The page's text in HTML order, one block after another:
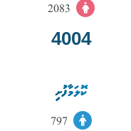
2083
4004
ކޮލަމާފުށި
797